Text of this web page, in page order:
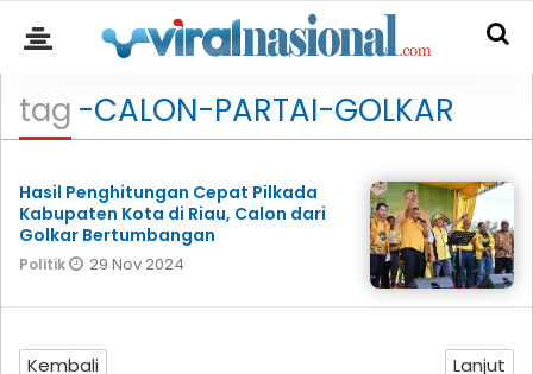
tag -CALON-PARTAI-GOLKAR
Hasil Penghitungan Cepat Pilkada
Kabupaten Kota di Riau, Calon dari
Golkar Bertumbangan
Politik 29 Nov 2024
Kembali Lanjut